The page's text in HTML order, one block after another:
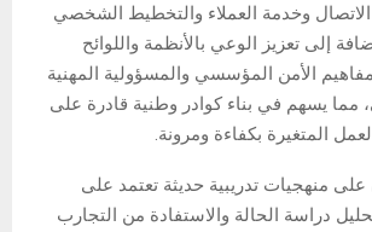
وخدمة العملاء والتخطيط الشخصي
إلى تعزيز الوعي بالأنظمة واللوائح
الأمن المؤسسي والمسؤولية المهنية
مما يسهم في بناء كوادر وطنية قادرة على
المتغيرة بكفاءة ومرونة.
على منهجيات تدريبية حديثة تعتمد على
دراسة الحالة والاستفادة من التجارب